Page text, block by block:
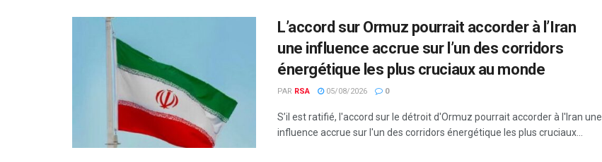
L’accord sur Ormuz pourrait accorder à l’Iran
une influence accrue sur l’un des corridors
énergétique les plus cruciaux au monde
PAR RSA 05/08/2026 0
S’il est ratifié, l'accord sur le détroit d'Ormuz pourrait accorder à l'Iran une
influence accrue sur l'un des corridors énergétique les plus cruciaux...